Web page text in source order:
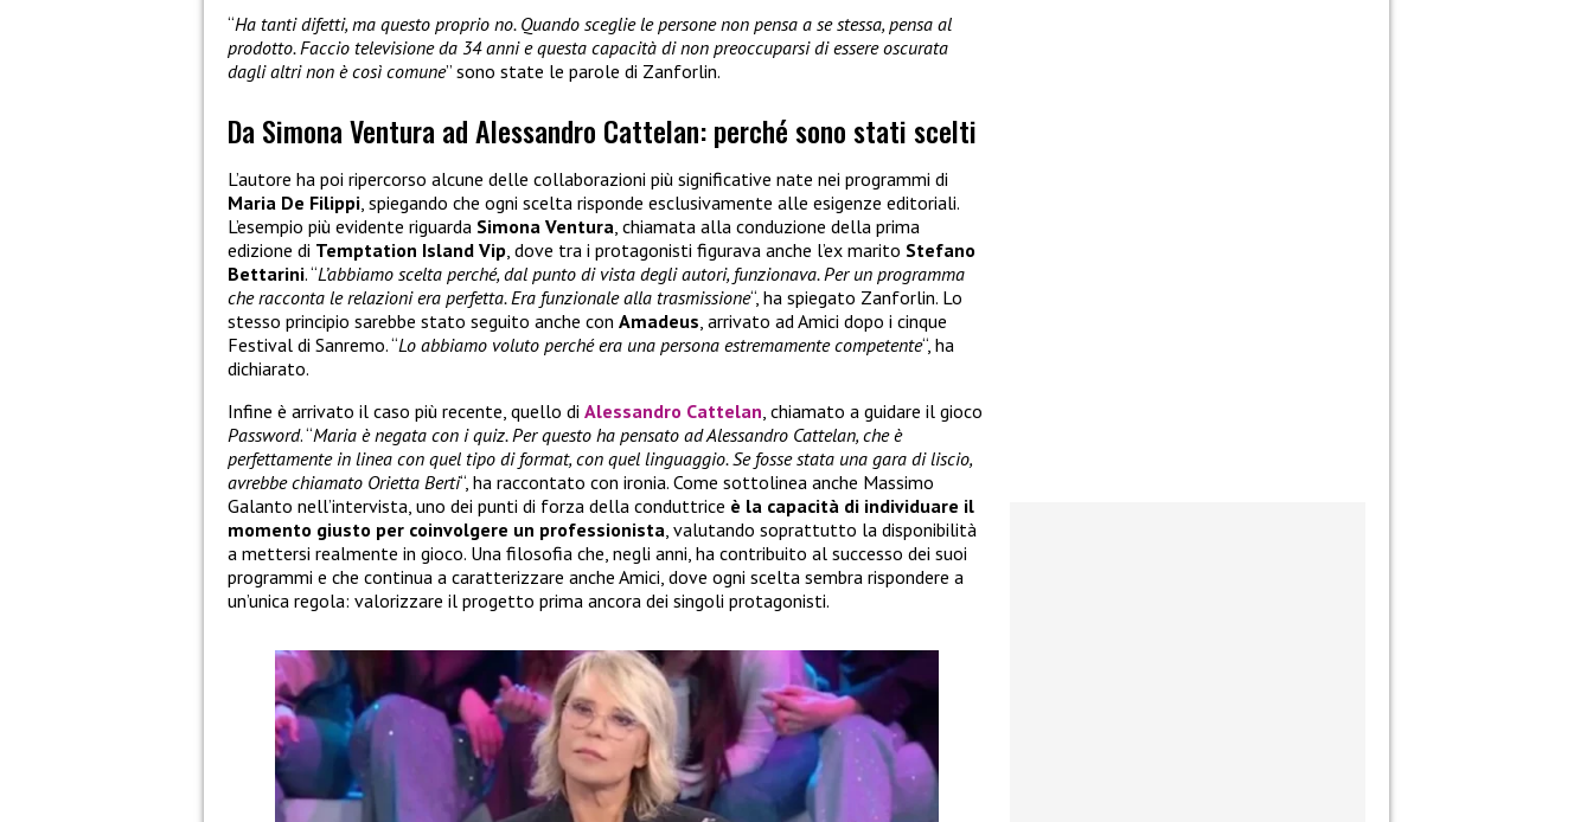
“Ha tanti difetti, ma questo proprio no. Quando sceglie le persone non pensa a se stessa, pensa al
prodotto. Faccio televisione da 34 anni e questa capacità di non preoccuparsi di essere oscurata
dagli altri non è così comune” sono state le parole di Zanforlin.
Da Simona Ventura ad Alessandro Cattelan: perché sono stati scelti
L’autore ha poi ripercorso alcune delle collaborazioni più significative nate nei programmi di
Maria De Filippi, spiegando che ogni scelta risponde esclusivamente alle esigenze editoriali.
L’esempio più evidente riguarda Simona Ventura, chiamata alla conduzione della prima
edizione di Temptation Island Vip, dove tra i protagonisti figurava anche l’ex marito Stefano
Bettarini. “L’abbiamo scelta perché, dal punto di vista degli autori, funzionava. Per un programma
che racconta le relazioni era perfetta. Era funzionale alla trasmissione“, ha spiegato Zanforlin. Lo
stesso principio sarebbe stato seguito anche con Amadeus, arrivato ad Amici dopo i cinque
Festival di Sanremo. “Lo abbiamo voluto perché era una persona estremamente competente“, ha
dichiarato.
Infine è arrivato il caso più recente, quello di Alessandro Cattelan, chiamato a guidare il gioco
Password. “Maria è negata con i quiz. Per questo ha pensato ad Alessandro Cattelan, che è
perfettamente in linea con quel tipo di format, con quel linguaggio. Se fosse stata una gara di liscio,
avrebbe chiamato Orietta Berti“, ha raccontato con ironia. Come sottolinea anche Massimo
Galanto nell’intervista, uno dei punti di forza della conduttrice è la capacità di individuare il
momento giusto per coinvolgere un professionista, valutando soprattutto la disponibilità
a mettersi realmente in gioco. Una filosofia che, negli anni, ha contribuito al successo dei suoi
programmi e che continua a caratterizzare anche Amici, dove ogni scelta sembra rispondere a
un’unica regola: valorizzare il progetto prima ancora dei singoli protagonisti.